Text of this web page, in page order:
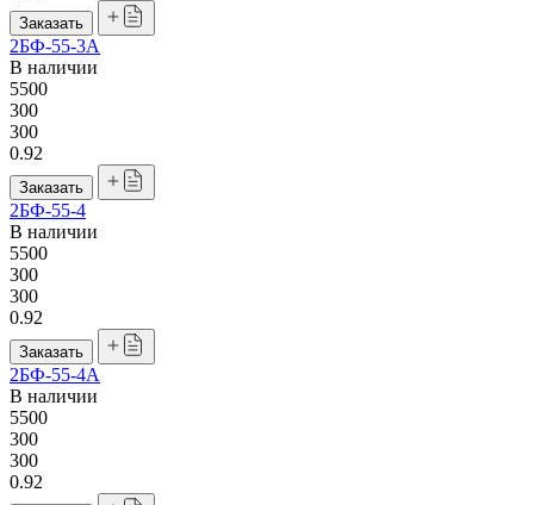
Заказать
2БФ-55-3А
В наличии
5500
300
300
0.92
Заказать
2БФ-55-4
В наличии
5500
300
300
0.92
Заказать
2БФ-55-4А
В наличии
5500
300
300
0.92